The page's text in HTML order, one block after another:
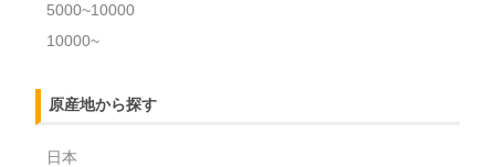
5000~10000
10000~
原産地から探す
日本